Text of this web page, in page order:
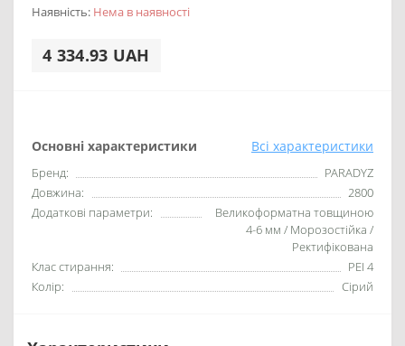
Наявність: Нема в наявності
4 334.93 UAH
Основні характеристики Всі характеристики
Бренд:
PARADYZ
Довжина:
2800
Додаткові параметри:
Великоформатна товщиною
4-6 мм / Морозостійка /
Ректифікована
Клас стирання:
PEI 4
Колір:
Сірий